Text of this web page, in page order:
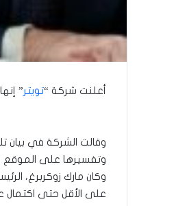
أعلنت شركة “تويتر”
وقالت الشركة في بيان
وتفسيرها على الموقع
وكان مارك زوكربرغ،
على الأقل حتى اكتمال